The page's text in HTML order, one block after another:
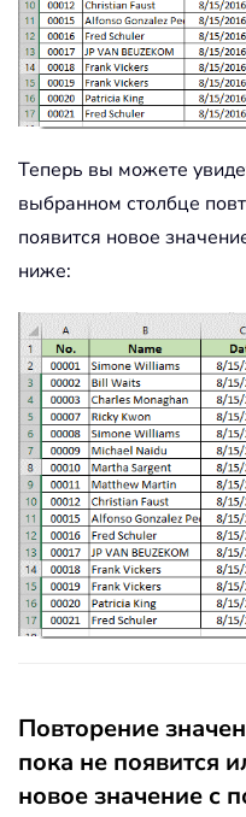
Теперь вы можете
выбранном столбце
появится новое
ниже:
Повторение
пока не появится
новое значение с